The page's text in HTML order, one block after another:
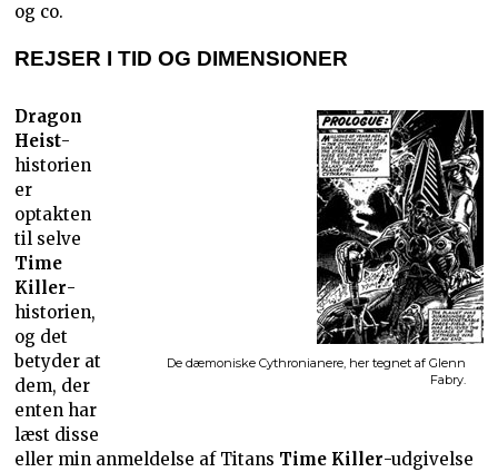
og co.
REJSER I TID OG DIMENSIONER
De dæmoniske Cythronianere, her tegnet af Glenn
Fabry.
Dragon
Heist-
historien
er
optakten
til selve
Time
Killer-
historien,
og det
betyder at
dem, der
enten har
læst disse
eller min anmeldelse af Titans Time Killer-udgivelse